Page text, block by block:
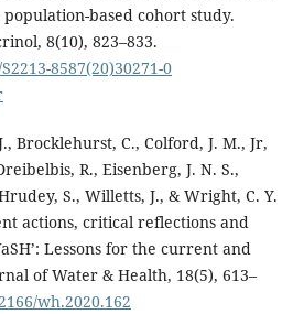
based cohort study.
8(10), 823–833.
8587(20)30271-0
Brocklehurst, C., Colford, J. M., Jr,
R., Eisenberg, J. N. S.,
S., Willetts, J., & Wright, C. Y.
actions, critical reflections and
Lessons for the current and
of Water & Health, 18(5), 613–
wh.2020.162